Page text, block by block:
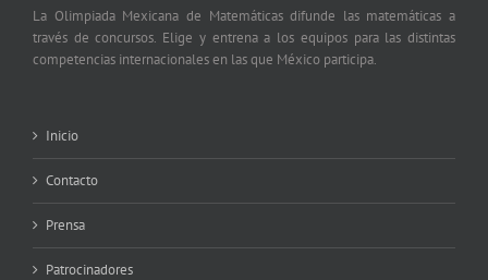
La Olimpiada Mexicana de Matemáticas difunde las matemáticas a
través de concursos. Elige y entrena a los equipos para las distintas
competencias internacionales en las que México participa.
Inicio
Contacto
Prensa
Patrocinadores